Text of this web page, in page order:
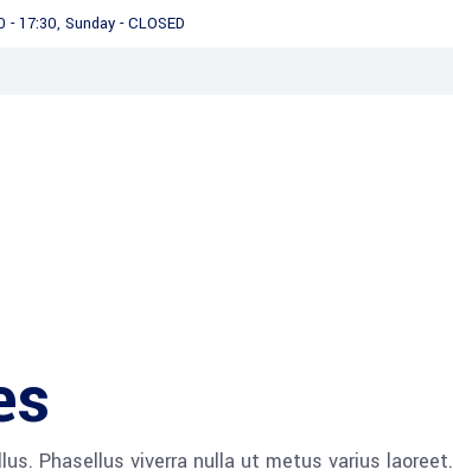
17:30, Sunday - CLOSED
Phasellus viverra nulla ut metus varius laoreet.